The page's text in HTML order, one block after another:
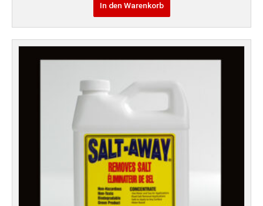
In den Warenkorb